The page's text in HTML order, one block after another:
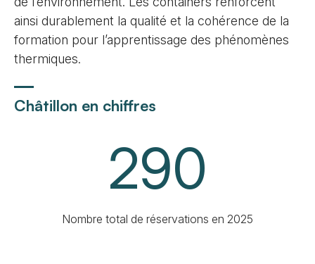
ainsi durablement la qualité et la cohérence de la
formation pour l’apprentissage des phénomènes
thermiques.
Châtillon en chiffres
290
Nombre total de réservations en 2025